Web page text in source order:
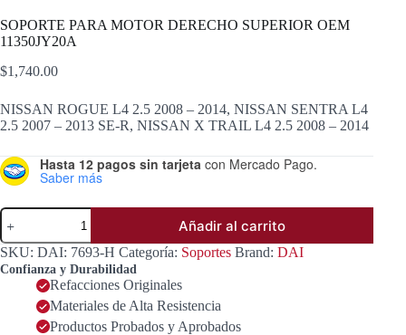
SOPORTE PARA MOTOR DERECHO SUPERIOR OEM
11350JY20A
$1,740.00
NISSAN ROGUE L4 2.5 2008 – 2014, NISSAN SENTRA L4
2.5 2007 – 2013 SE-R, NISSAN X TRAIL L4 2.5 2008 – 2014
Hasta 12 pagos sin tarjeta con Mercado Pago.
Saber más
SOPORTE
PARA
MOTOR
DERECHO
SUPERIOR
11350JY20A
cantidad
Añadir al carrito
SKU: DAI: 7693-H Categoría: Soportes Brand: DAI
Confianza y Durabilidad
Refacciones Originales
Materiales de Alta Resistencia
Productos Probados y Aprobados